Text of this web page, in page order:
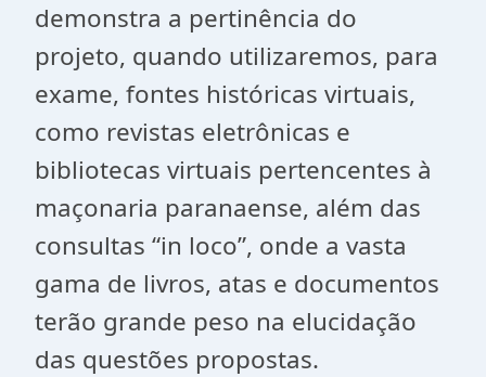
demonstra a pertinência do
projeto, quando utilizaremos, para
exame, fontes históricas virtuais,
como revistas eletrônicas e
bibliotecas virtuais pertencentes à
maçonaria paranaense, além das
consultas “in loco”, onde a vasta
gama de livros, atas e documentos
terão grande peso na elucidação
das questões propostas.